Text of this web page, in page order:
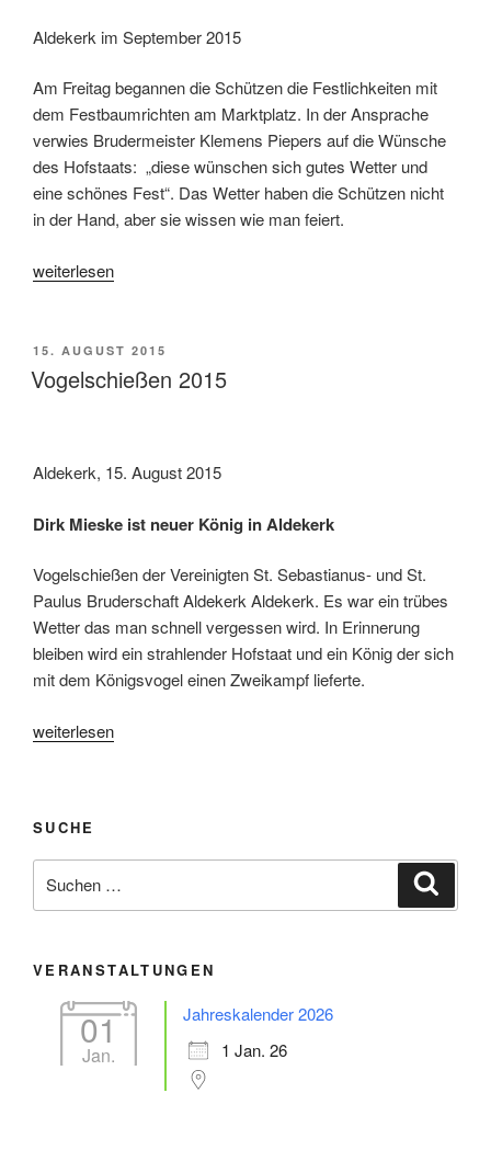
Aldekerk im September 2015
Am Freitag begannen die Schützen die Festlichkeiten mit
dem Festbaumrichten am Marktplatz. In der Ansprache
verwies Brudermeister Klemens Piepers auf die Wünsche
des Hofstaats: „diese wünschen sich gutes Wetter und
eine schönes Fest“. Das Wetter haben die Schützen nicht
in der Hand, aber sie wissen wie man feiert.
„Schützenfest
weiterlesen
VERÖFFENTLICHT
AM
15. AUGUST 2015
Vogelschießen 2015
Aldekerk, 15. August 2015
Dirk Mieske ist neuer König in Aldekerk
Vogelschießen der Vereinigten St. Sebastianus- und St.
Paulus Bruderschaft Aldekerk Aldekerk. Es war ein trübes
Wetter das man schnell vergessen wird. In Erinnerung
bleiben wird ein strahlender Hofstaat und ein König der sich
mit dem Königsvogel einen Zweikampf lieferte.
„Vogelschießen
weiterlesen
SUCHE
nach:
VERANSTALTUNGEN
01
Jan.
Jahreskalender 2026
1 Jan. 26